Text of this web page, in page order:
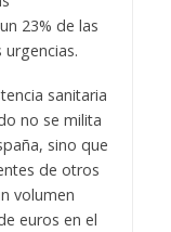
23% de las
sanitaria
no se milita
sino que
de otros
volumen
euros en el